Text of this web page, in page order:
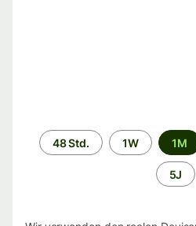
Zeitraum
48 Std. 1W 1M
5J